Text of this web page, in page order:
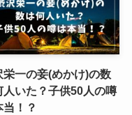
栄一の妾(めかけ)の数
人いた？子供50人の噂
当！？